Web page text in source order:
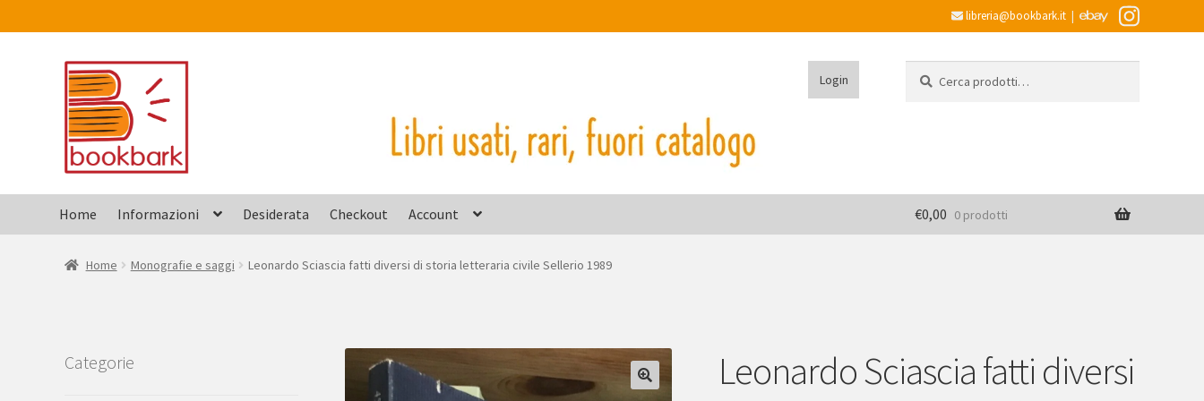
libreria@bookbark.it|
Vai
alla
navigazione
Vai
al
contenuto
Login
Home Informazioni Desiderata Checkout Account €0,00 0 prodotti
Home Monografie e saggi Leonardo Sciascia fatti diversi di storia letteraria civile Sellerio 1989
Leonardo Sciascia fatti diversi
Categorie